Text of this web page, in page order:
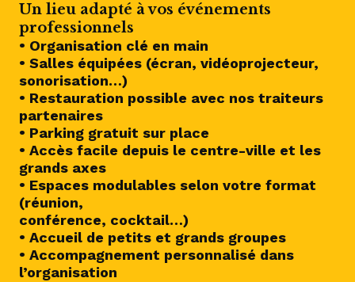
Un lieu adapté à vos événements
professionnels
• Organisation clé en main
• Salles équipées (écran, vidéoprojecteur,
sonorisation…)
• Restauration possible avec nos traiteurs
partenaires
• Parking gratuit sur place
• Accès facile depuis le centre-ville et les
grands axes
• Espaces modulables selon votre format
(réunion,
conférence, cocktail…)
• Accueil de petits et grands groupes
• Accompagnement personnalisé dans
l’organisation